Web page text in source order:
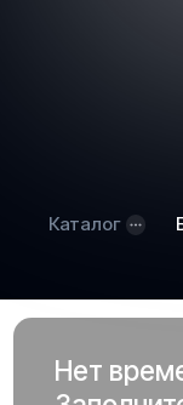
Каталог
Нет